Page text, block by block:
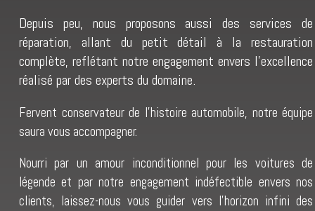
Depuis peu, nous proposons aussi des services de
réparation, allant du petit détail à la restauration
complète, reflétant notre engagement envers l’excellence
réalisé par des experts du domaine.
Fervent conservateur de l’histoire automobile, notre équipe
saura vous accompagner.
Nourri par un amour inconditionnel pour les voitures de
légende et par notre engagement indéfectible envers nos
clients, laissez-nous vous guider vers l’horizon infini des